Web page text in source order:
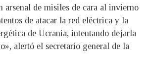
arsenal de misiles de cara al invierno
de atacar la red eléctrica y la
de Ucrania, intentando dejarla
alertó el secretario general de la